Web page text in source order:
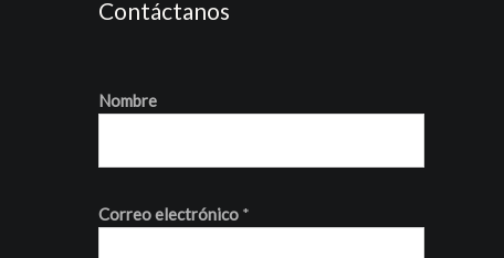
Contáctanos
Nombre
Correo electrónico *